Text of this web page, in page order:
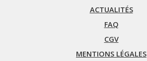
ACTUALITÉS
FAQ
CGV
MENTIONS LÉGALES